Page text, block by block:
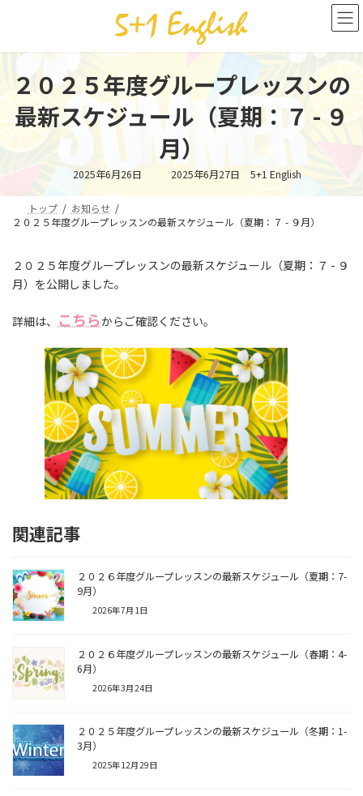
ン
ス
ッ
ー
ン
移
２０２５年度グループレッスンの
最新スケジュール（夏期：７ - ９
月）
2025年6月26日 最
終
更
時
:
2025年6月27日 5+1 English
トップ
お知らせ
２０２５年度グループレッスンの最新スケジュール（夏期：７ - ９月）
２０２５年度グループレッスンの最新スケジュール（夏期：７ - ９
月）を公開しました。
詳細は、 こちらからご確認ください。
関連記事
２０２６年度グループレッスンの最新スケジュール（夏期：7-
9月）
2026年7月1日
２０２６年度グループレッスンの最新スケジュール（春期：4-
6月）
2026年3月24日
２０２５年度グループレッスンの最新スケジュール（冬期：1-
3月）
2025年12月29日